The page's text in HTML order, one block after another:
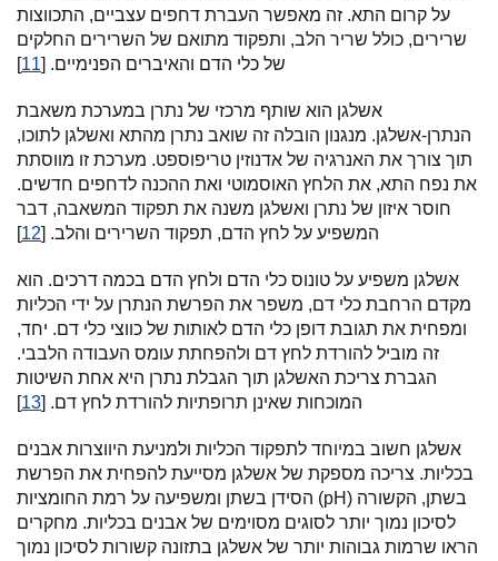
על קרום התא. זה מאפשר העברת דחפים עצביים, התכווצות
שרירים, כולל שריר הלב, ותפקוד מתואם של השרירים החלקים
של כלי הדם והאיברים הפנימיים. [11
]
אשלגן הוא שותף מרכזי של נתרן במערכת משאבת
הנתרן-אשלגן. מנגנון הובלה זה שואב נתרן מהתא ואשלגן לתוכו,
תוך צורך את האנרגיה של אדנוזין טריפוספט. מערכת זו מווסתת
את נפח התא, את הלחץ האוסמוטי ואת ההכנה לדחפים חדשים.
חוסר איזון של נתרן ואשלגן משנה את תפקוד המשאבה, דבר
המשפיע על לחץ הדם, תפקוד השרירים והלב. [12
]
אשלגן משפיע על טונוס כלי הדם ולחץ הדם בכמה דרכים. הוא
מקדם הרחבת כלי דם, משפר את הפרשת הנתרן על ידי הכליות
ומפחית את תגובת דופן כלי הדם לאותות של כווצי כלי דם. יחד,
זה מוביל להורדת לחץ דם ולהפחתת עומס העבודה הלבבי.
הגברת צריכת האשלגן תוך הגבלת נתרן היא אחת השיטות
המוכחות שאינן תרופתיות להורדת לחץ דם. [13
]
אשלגן חשוב במיוחד לתפקוד הכליות ולמניעת היווצרות אבנים
בכליות. צריכה מספקת של אשלגן מסייעת להפחית את הפרשת
הסידן בשתן ומשפיעה על רמת החומציות (pH) בשתן, הקשורה
לסיכון נמוך יותר לסוגים מסוימים של אבנים בכליות. מחקרים
הראו שרמות גבוהות יותר של אשלגן בתזונה קשורות לסיכון נמוך